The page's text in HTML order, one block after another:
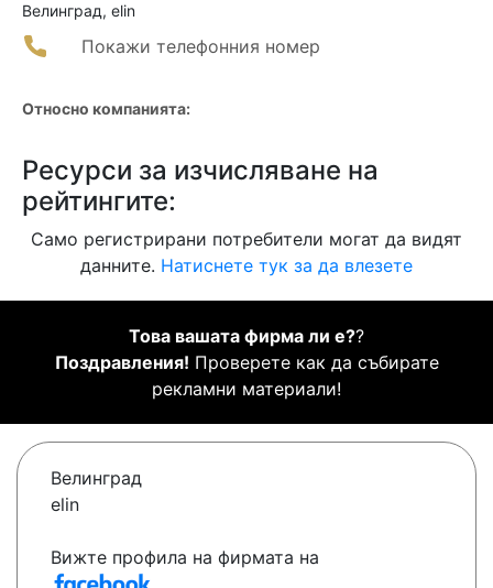
Велинград, elin
Покажи телефонния номер
Относно компанията:
Ресурси за изчисляване на
рейтингите:
Само регистрирани потребители могат да видят
данните. Натиснете тук за да влезете
Това вашата фирма ли е??
Поздравления! Проверете как да събирате
рекламни материали!
Велинград
elin
Вижте профила на фирмата на